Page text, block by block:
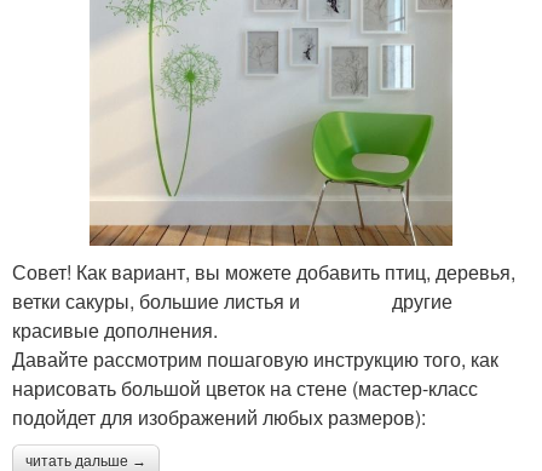
Совет! Как вариант, вы можете добавить птиц, деревья,
ветки сакуры, большие листья и другие
красивые дополнения.
Давайте рассмотрим пошаговую инструкцию того, как
нарисовать большой цветок на стене (мастер-класс
подойдет для изображений любых размеров):
читать дальше →